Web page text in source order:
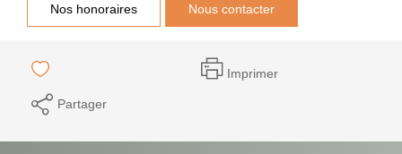
Nos honoraires Nous contacter
Imprimer
Partager